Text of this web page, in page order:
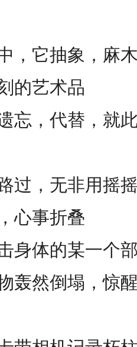
，它抽象，麻
的艺术品
忘，代替，就
过，无非用摇
心事折叠
身体的某一个
轰然倒塌，惊